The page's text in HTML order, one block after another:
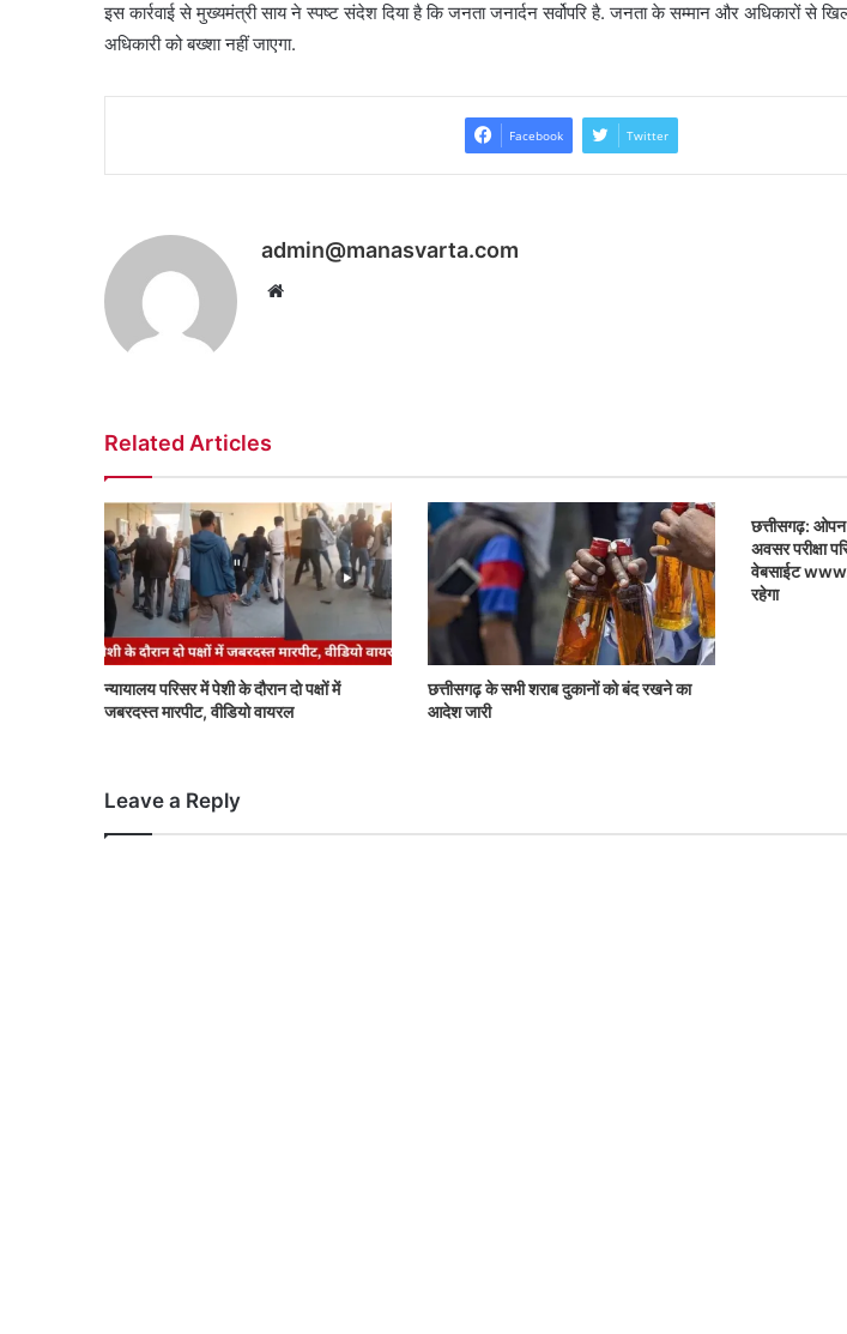
इस कार्रवाई से मुख्यमंत्री साय ने स्पष्ट संदेश दिया है कि जनता जनार्दन सर्वोपरि है. जनता के सम्मान और अधिकारों से
अधिकारी को बख्शा नहीं जाएगा.
Facebook Twitter
admin@manasvarta.com
Website
Related Articles
न्यायालय परिसर में पेशी के दौरान दो पक्षों में
जबरदस्त मारपीट, वीडियो वायरल
छत्तीसगढ़ के सभी शराब दुकानों को बंद रखने का
आदेश जारी
छत्तीसगढ़:
अवसर परीक्षा
वेबसाईट
रहेगा
Leave a Reply